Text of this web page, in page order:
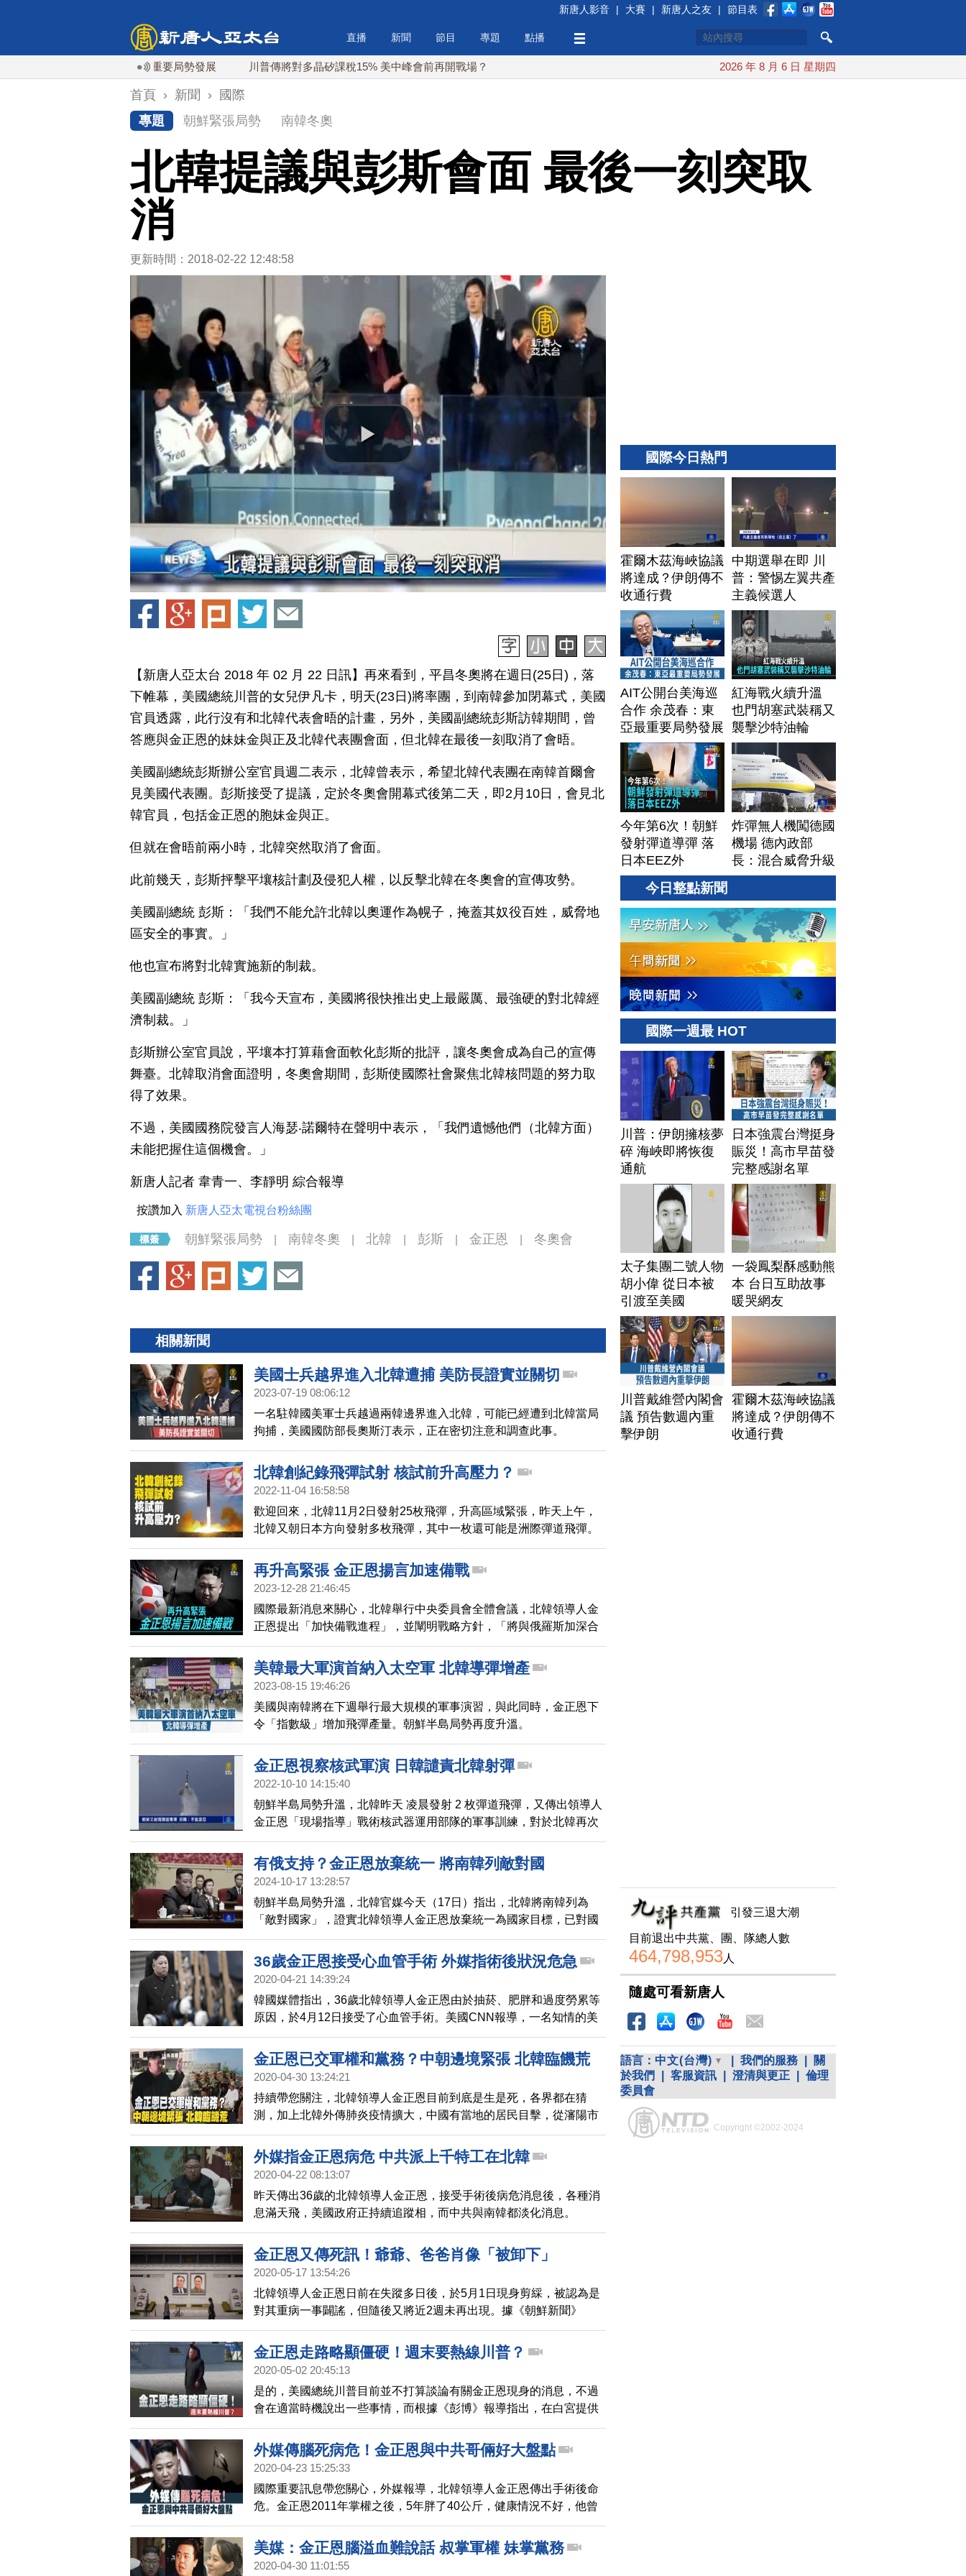
新唐人影音 | 大賽 | 新唐人之友 | 節目表
直播 新聞 節目 專題 點播
作 余茂春：東亞最重要局勢發展 川普傳將對多晶矽課稅15% 美中峰會前再開戰場？ 2026 年 8 月 6 日 星期四
首頁 › 新聞 ›
國際
專題
朝鮮緊張局勢 南韓冬奧
北韓提議與彭斯會面 最後一刻突取
消
更新時間：2018-02-22 12:48:58
【新唐人亞太台 2018 年 02 月 22 日訊】再來看到，平昌冬奧將在週日(25日)，落
下帷幕，美國總統川普的女兒伊凡卡，明天(23日)將率團，到南韓參加閉幕式，美國
官員透露，此行沒有和北韓代表會晤的計畫，另外，美國副總統彭斯訪韓期間，曾
答應與金正恩的妹妹金與正及北韓代表團會面，但北韓在最後一刻取消了會晤。
美國副總統彭斯辦公室官員週二表示，北韓曾表示，希望北韓代表團在南韓首爾會
見美國代表團。彭斯接受了提議，定於冬奧會開幕式後第二天，即2月10日，會見北
韓官員，包括金正恩的胞妹金與正。
但就在會晤前兩小時，北韓突然取消了會面。
此前幾天，彭斯抨擊平壤核計劃及侵犯人權，以反擊北韓在冬奧會的宣傳攻勢。
美國副總統 彭斯：「我們不能允許北韓以奧運作為幌子，掩蓋其奴役百姓，威脅地
區安全的事實。」
他也宣布將對北韓實施新的制裁。
美國副總統 彭斯：「我今天宣布，美國將很快推出史上最嚴厲、最強硬的對北韓經
濟制裁。」
彭斯辦公室官員說，平壤本打算藉會面軟化彭斯的批評，讓冬奧會成為自己的宣傳
舞臺。北韓取消會面證明，冬奧會期間，彭斯使國際社會聚焦北韓核問題的努力取
得了效果。
不過，美國國務院發言人海瑟‧諾爾特在聲明中表示，「我們遺憾他們（北韓方面）
未能把握住這個機會。」
新唐人記者 韋青一、李靜明 綜合報導
按讚加入 新唐人亞太電視台粉絲團
朝鮮緊張局勢 南韓冬奧 北韓 彭斯 金正恩 冬奧會
相關新聞
美國士兵越界進入北韓遭捕 美防長證實並關切
2023-07-19 08:06:12
一名駐韓國美軍士兵越過兩韓邊界進入北韓，可能已經遭到北韓當局
拘捕，美國國防部長奧斯汀表示，正在密切注意和調查此事。
北韓創紀錄飛彈試射 核試前升高壓力？
2022-11-04 16:58:58
歡迎回來，北韓11月2日發射25枚飛彈，升高區域緊張，昨天上午，
北韓又朝日本方向發射多枚飛彈，其中一枚還可能是洲際彈道飛彈。
面對北韓的接連挑釁，韓國和美國，決定延長原定4號截止的聯合軍
演。而專家認為，北韓新一輪核試驗很可能已在準備中。
再升高緊張 金正恩揚言加速備戰
2023-12-28 21:46:45
國際最新消息來關心，北韓舉行中央委員會全體會議，北韓領導人金
正恩提出「加快備戰進程」，並闡明戰略方針，「將與俄羅斯加深合
作以對抗美國」。雖然美日韓三國政府都尚未回應，不過因為先前北
韓頻頻發射飛彈，美日韓三國已經在這個月中啟動系統，共享對北韓
發射飛彈的即時訊息。
美韓最大軍演首納入太空軍 北韓導彈增產
2023-08-15 19:46:26
美國與南韓將在下週舉行最大規模的軍事演習，與此同時，金正恩下
令「指數級」增加飛彈產量。朝鮮半島局勢再度升溫。
金正恩視察核武軍演 日韓譴責北韓射彈
2022-10-10 14:15:40
朝鮮半島局勢升溫，北韓昨天 凌晨發射 2 枚彈道飛彈，又傳出領導人
金正恩「現場指導」戰術核武器運用部隊的軍事訓練，對於北韓再次
挑釁，日本表示不會一再容忍，南韓則強調加強韓美日三邊安全合
作。
有俄支持？金正恩放棄統一 將南韓列敵對國
2024-10-17 13:28:57
朝鮮半島局勢升溫，北韓官媒今天（17日）指出，北韓將南韓列為
「敵對國家」，證實北韓領導人金正恩放棄統一為國家目標，已對國
家憲法進行了修正。與此同時，俄羅斯還放話，要在北韓被侵略時提
供軍援。
36歲金正恩接受心血管手術 外媒指術後狀況危急
2020-04-21 14:39:24
韓國媒體指出，36歲北韓領導人金正恩由於抽菸、肥胖和過度勞累等
原因，於4月12日接受了心血管手術。美國CNN報導，一名知情的美
國官員稱，美國正在監測有關情報，金正恩接受心血管手術後狀況危
急，正處於危險中，美國政府正持續追蹤相關消息。
金正恩已交軍權和黨務？中朝邊境緊張 北韓臨饑荒
2020-04-30 13:24:21
持續帶您關注，北韓領導人金正恩目前到底是生是死，各界都在猜
測，加上北韓外傳肺炎疫情擴大，中國有當地的居民目擊，從瀋陽市
到丹東市的高速公路上，出現了大批運載裝甲車和坦克的大型運輸
車，綿延幾公里，中國與北韓的邊境情況緊張。
外媒指金正恩病危 中共派上千特工在北韓
2020-04-22 08:13:07
昨天傳出36歲的北韓領導人金正恩，接受手術後病危消息後，各種消
息滿天飛，美國政府正持續追蹤相，而中共與南韓都淡化消息。
金正恩又傳死訊！爺爺、爸爸肖像「被卸下」
2020-05-17 13:54:26
北韓領導人金正恩日前在失蹤多日後，於5月1日現身剪綵，被認為是
對其重病一事闢謠，但隨後又將近2週未再出現。據《朝鮮新聞》
（NK News）報導，近日北韓當局已經移走平壤金日成廣場上的金日
成、金正日肖像，該廣場疑似將有「重大改變」。
金正恩走路略顯僵硬！週末要熱線川普？
2020-05-02 20:45:13
是的，美國總統川普目前並不打算談論有關金正恩現身的消息，不過
會在適當時機說出一些事情，而根據《彭博》報導指出，在白宮提供
給記者的談話筆錄中，川普表示，「可能」會在本周末與金正恩對
話；而北韓官媒今天也釋出了金正恩昨天(2日)出席典禮的影片，從畫
面中可以看到，金正恩走路顯得有些微的僵硬，而迎接他視察的群
外媒傳腦死病危！金正恩與中共哥倆好大盤點
2020-04-23 15:25:33
國際重要訊息帶您關心，外媒報導，北韓領導人金正恩傳出手術後命
危。金正恩2011年掌權之後，5年胖了40公斤，健康情況不好，他曾
多次進行核武試驗與飛彈試射，並五度與中共最高領導人會談。
美媒：金正恩腦溢血難說話 叔掌軍權 妹掌黨務
2020-04-30 11:01:55
國際今日熱門
霍爾木茲海峽協議
將達成？伊朗傳不
收通行費
中期選舉在即 川
普：警惕左翼共產
主義候選人
AIT公開台美海巡
合作 余茂春：東
亞最重要局勢發展
紅海戰火續升溫
也門胡塞武裝稱又
襲擊沙特油輪
今年第6次！朝鮮
發射彈道導彈 落
日本EEZ外
炸彈無人機闖德國
機場 德內政部
長：混合威脅升級
今日整點新聞
國際一週最 HOT
川普：伊朗擁核夢
碎 海峽即將恢復
通航
日本強震台灣挺身
賑災！高市早苗發
完整感謝名單
太子集團二號人物
胡小偉 從日本被
引渡至美國
一袋鳳梨酥感動熊
本 台日互助故事
暖哭網友
川普戴維營內閣會
議 預告數週內重
擊伊朗
霍爾木茲海峽協議
將達成？伊朗傳不
收通行費
引發三退大潮
目前退出中共黨、團、隊總人數
464,798,953人
隨處可看新唐人
語言： 中文(台灣) 我們的服務
關
於我們
客服資訊 澄清與更正
倫理
委員會
Copyright ©2002-2024